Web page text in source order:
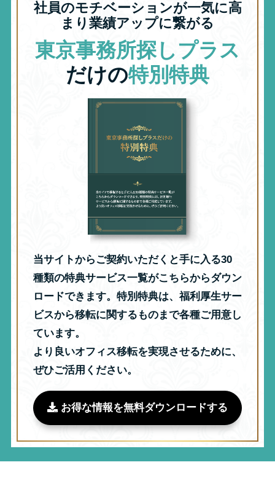
社員のモチベーションが一気に高
まり業績アップに繋がる
東京事務所探しプラス
だけの特別特典
当サイトからご契約いただくと手に入る30
種類の特典サービス一覧がこちらからダウン
ロードできます。特別特典は、福利厚生サー
ビスから移転に関するものまで各種ご用意し
ています。
より良いオフィス移転を実現させるために、
ぜひご活用ください。
お得な情報を無料ダウンロードする